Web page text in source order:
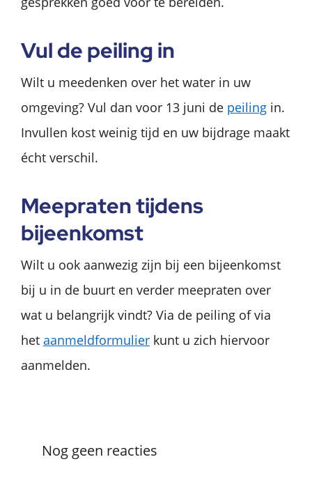
Vul de peiling in
Wilt u meedenken over het water in uw
omgeving? Vul dan voor 13 juni de peiling in.
Invullen kost weinig tijd en uw bijdrage maakt
écht verschil.
Meepraten tijdens
bijeenkomst
Wilt u ook aanwezig zijn bij een bijeenkomst
bij u in de buurt en verder meepraten over
wat u belangrijk vindt? Via de peiling of via
het aanmeldformulier kunt u zich hiervoor
aanmelden.
Nog geen reacties